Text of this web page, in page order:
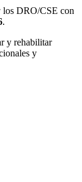
los DRO/CSE con
.
y rehabilitar
y